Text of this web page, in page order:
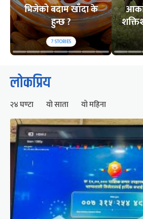
भिजेको बदाम खाँदा के
हुन्छ ?
7STORIES
लोकप्रिय
२४ घण्टा यो साता यो महिना